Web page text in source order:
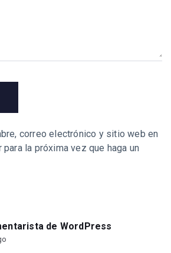
correo electrónico y sitio web en
la próxima vez que haga un
de WordPress